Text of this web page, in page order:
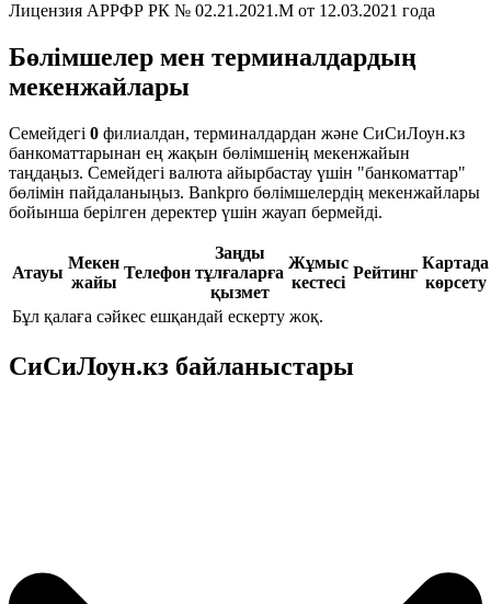
Лицензия АРРФР РК № 02.21.2021.M от 12.03.2021 года
Бөлімшелер мен терминалдардың
мекенжайлары
Семейдегі 0 филиалдан, терминалдардан және СиСиЛоун.кз
банкоматтарынан ең жақын бөлімшенің мекенжайын
таңдаңыз. Семейдегі валюта айырбастау үшін "банкоматтар"
бөлімін пайдаланыңыз. Bankpro бөлімшелердің мекенжайлары
бойынша берілген деректер үшін жауап бермейді.
Атауы
Мекен
жайы
Телефон
Заңды
тұлғаларға
қызмет
Жұмыс
кестесі
Рейтинг
Картада
көрсету
Бұл қалаға сәйкес ешқандай ескерту жоқ.
СиСиЛоун.кз байланыстары